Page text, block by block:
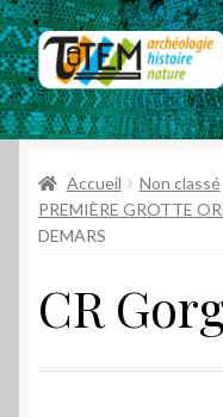
Aller
à
la
navigation
Aller
au
contenu
Accueil
Choix par genre
Choix par éditeur
Promos
Qui sommes-nous ?
Accueil Non classé
PREMIÈRE GROTTE
DEMARS
CR